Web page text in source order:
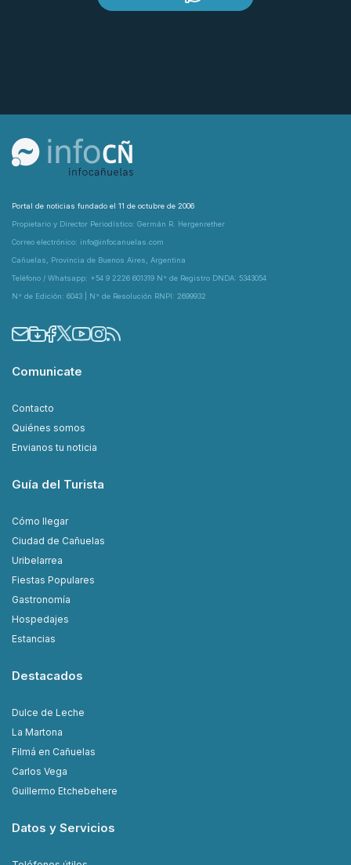
Portal de noticias fundado el 11 de octubre de 2006
Propietario y Director Periodístico: Germán R. Hergenrether
Correo electrónico: info@infocanuelas.com
Cañuelas, Provincia de Buenos Aires, Argentina
Teléfono / Whatsapp: +54 9 2226 601319 N° de Registro DNDA: 5343054
N° de Edición: 6043 | N° de Resolución RNPI: 2699932
Comunicate
Contacto
Quiénes somos
Envianos tu noticia
Guía del Turista
Cómo llegar
Ciudad de Cañuelas
Uribelarrea
Fiestas Populares
Gastronomía
Hospedajes
Estancias
Destacados
Dulce de Leche
La Martona
Filmá en Cañuelas
Carlos Vega
Guillermo Etchebehere
Datos y Servicios